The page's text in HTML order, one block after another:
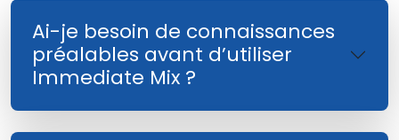
Ai-je besoin de connaissances
préalables avant d’utiliser
Immediate Mix ?